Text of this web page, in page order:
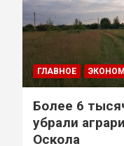
ГЛАВНОЕ
Более 6
убрали
Оскола